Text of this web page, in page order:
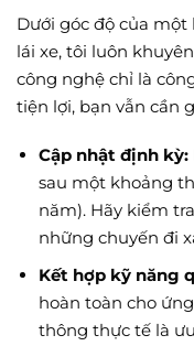
Dưới góc độ của
lái xe, tôi luôn
công nghệ chỉ là
tiện lợi, bạn vẫn cần
Cập nhật định kỳ:
sau một khoảng
năm). Hãy kiểm
những chuyến đi
Kết hợp kỹ năng
hoàn toàn cho
thông thực tế là